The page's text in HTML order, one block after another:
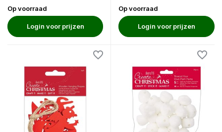
Op voorraad
Login voor prijzen
Op voorraad
Login voor prijzen